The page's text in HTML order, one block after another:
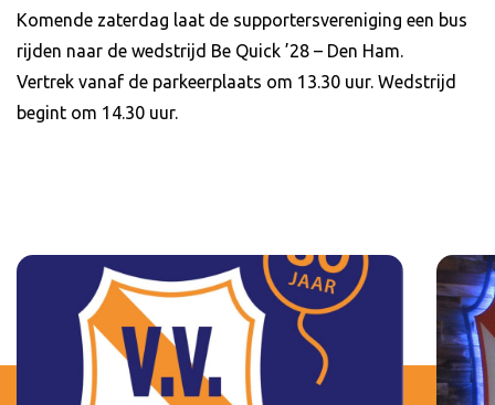
Komende zaterdag laat de supportersvereniging een bus
rijden naar de wedstrijd Be Quick ’28 – Den Ham.
Vertrek vanaf de parkeerplaats om 13.30 uur. Wedstrijd
begint om 14.30 uur.